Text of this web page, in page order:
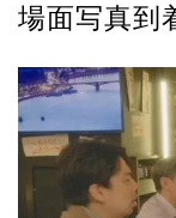
場面写真到